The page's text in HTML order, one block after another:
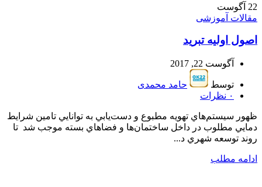
22 آگوست
مقالات آموزشی
اصول اولیه تبرید
آگوست 22, 2017
توسط
حامد محمدی
۰ نظرات
ظهور سيستم‌هاي تهويه مطبوع و دست‌يابي به توانايي تامين شرايط
دمايي مطلوب در داخل ساختمان‌ها و فضاهاي بسته موجب شد تا
روند توسعه شهري د...
ادامه مطلب